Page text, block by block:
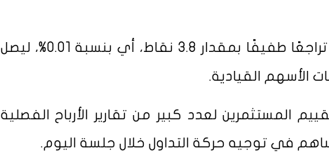
الصناعي تراجعًا طفيفًا بمقدار 3.8 نقاط، أي بنسبة 0.01%، ليصل
المستثمرين لعدد كبير من تقارير الأرباح الفصلية
ساهم في توجيه حركة التداول خلال جلسة اليوم.